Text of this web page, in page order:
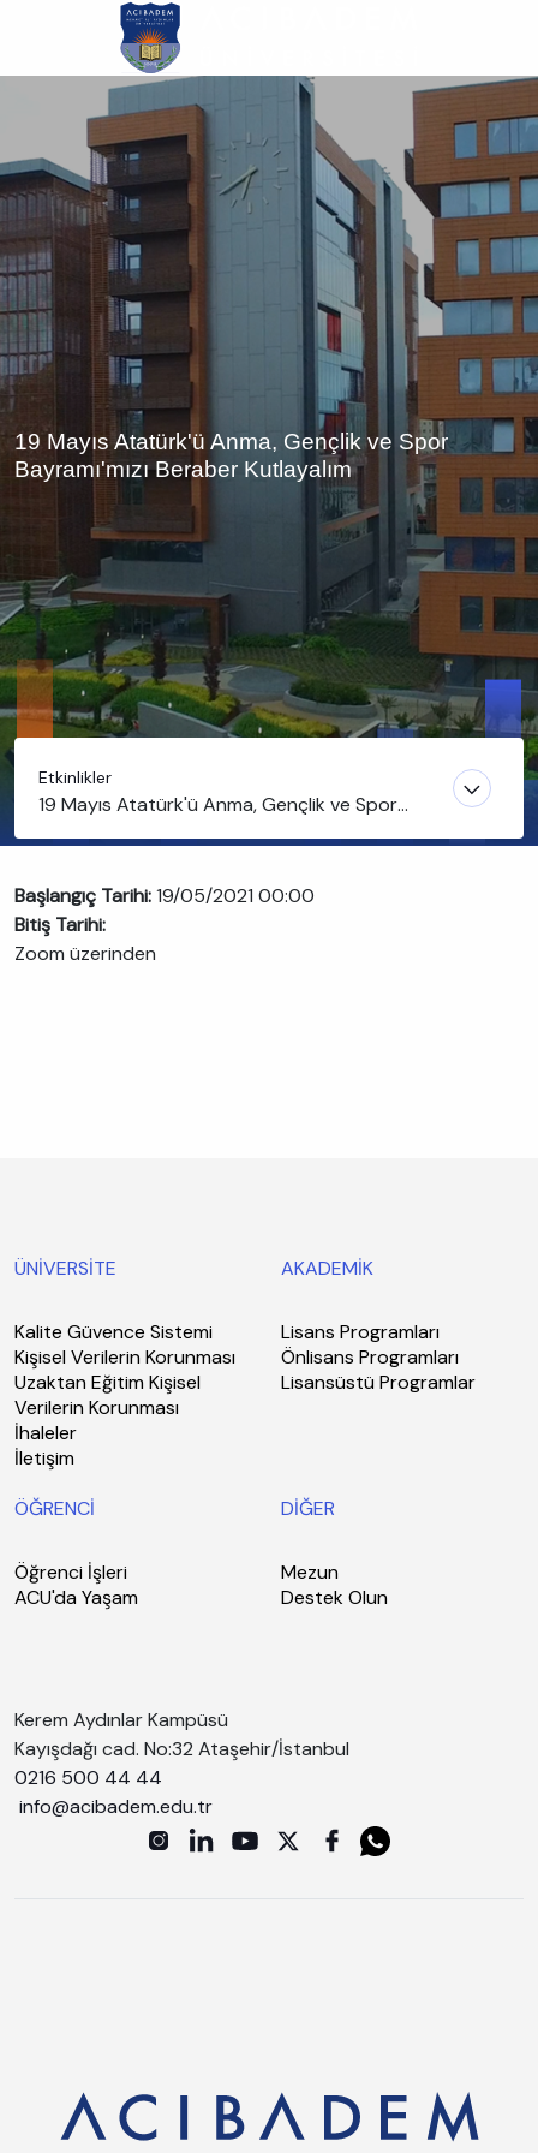
atla
19 Mayıs Atatürk'ü Anma, Gençlik ve Spor
Bayramı'mızı Beraber Kutlayalım
Etkinlikler
19 Mayıs Atatürk'ü Anma, Gençlik ve Spor
Başlangıç Tarihi:19/05/2021 00:00
Bitiş Tarihi:
Zoom üzerinden
ÜNİVERSİTE
Kalite Güvence Sistemi
Kişisel Verilerin Korunması
Uzaktan Eğitim Kişisel
Verilerin Korunması
İhaleler
İletişim
AKADEMİK
Lisans Programları
Önlisans Programları
Lisansüstü Programlar
ÖĞRENCİ
Öğrenci İşleri
ACU'da Yaşam
DİĞER
Mezun
Destek Olun
Kerem Aydınlar Kampüsü
Kayışdağı cad. No:32 Ataşehir/İstanbul
0216 500 44 44
info@acibadem.edu.tr